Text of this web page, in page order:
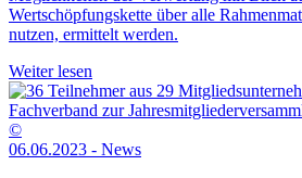
Wertschöpfungskette über alle
nutzen, ermittelt werden.
Weiter lesen
©
06.06.2023 - News